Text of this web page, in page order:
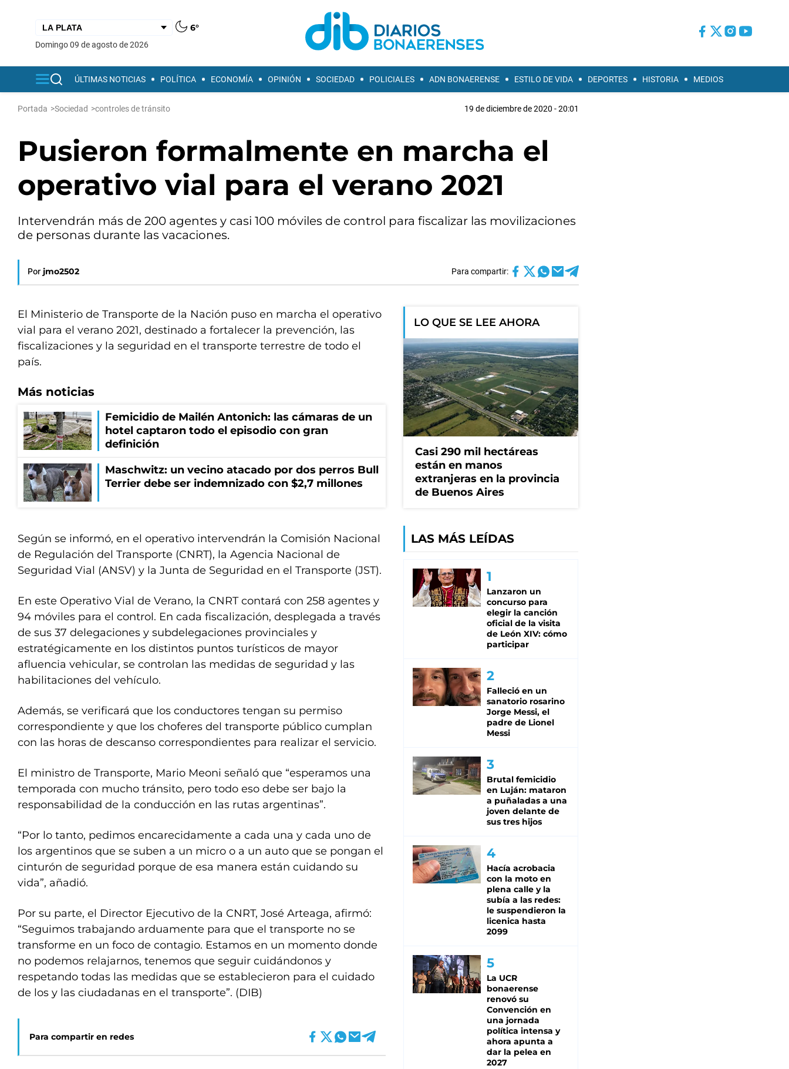
6°
domingo 09 de agosto de 2026
ÚLTIMAS NOTICIAS POLÍTICA ECONOMÍA OPINIÓN SOCIEDAD POLICIALES ADN BONAERENSE ESTILO DE VIDA DEPORTES HISTORIA MEDIOS
Portada >Sociedad >controles de tránsito 19 de diciembre de 2020 - 20:01
Pusieron formalmente en marcha el
operativo vial para el verano 2021
Intervendrán más de 200 agentes y casi 100 móviles de control para fiscalizar las movilizaciones
de personas durante las vacaciones.
Por jmo2502 Para compartir:
El Ministerio de Transporte de la Nación puso en marcha el operativo
vial para el verano 2021, destinado a fortalecer la prevención, las
fiscalizaciones y la seguridad en el transporte terrestre de todo el
país.
Más noticias
Femicidio de Mailén Antonich: las cámaras de un
hotel captaron todo el episodio con gran
definición
Maschwitz: un vecino atacado por dos perros Bull
Terrier debe ser indemnizado con $2,7 millones
Según se informó, en el operativo intervendrán la Comisión Nacional
de Regulación del Transporte (CNRT), la Agencia Nacional de
Seguridad Vial (ANSV) y la Junta de Seguridad en el Transporte (JST).
En este Operativo Vial de Verano, la CNRT contará con 258 agentes y
94 móviles para el control. En cada fiscalización, desplegada a través
de sus 37 delegaciones y subdelegaciones provinciales y
estratégicamente en los distintos puntos turísticos de mayor
afluencia vehicular, se controlan las medidas de seguridad y las
habilitaciones del vehículo.
Además, se verificará que los conductores tengan su permiso
correspondiente y que los choferes del transporte público cumplan
con las horas de descanso correspondientes para realizar el servicio.
El ministro de Transporte, Mario Meoni señaló que “esperamos una
temporada con mucho tránsito, pero todo eso debe ser bajo la
responsabilidad de la conducción en las rutas argentinas”.
“Por lo tanto, pedimos encarecidamente a cada una y cada uno de
los argentinos que se suben a un micro o a un auto que se pongan el
cinturón de seguridad porque de esa manera están cuidando su
vida”, añadió.
Por su parte, el Director Ejecutivo de la CNRT, José Arteaga, afirmó:
“Seguimos trabajando arduamente para que el transporte no se
transforme en un foco de contagio. Estamos en un momento donde
no podemos relajarnos, tenemos que seguir cuidándonos y
respetando todas las medidas que se establecieron para el cuidado
de los y las ciudadanas en el transporte”. (DIB)
Para compartir en redes
LO QUE SE LEE AHORA
Casi 290 mil hectáreas
están en manos
extranjeras en la provincia
de Buenos Aires
LAS MÁS LEÍDAS
Lanzaron un
concurso para
elegir la canción
oficial de la visita
de León XIV: cómo
participar
Falleció en un
sanatorio rosarino
Jorge Messi, el
padre de Lionel
Messi
Brutal femicidio
en Luján: mataron
a puñaladas a una
joven delante de
sus tres hijos
Hacía acrobacia
con la moto en
plena calle y la
subía a las redes:
le suspendieron la
licenica hasta
2099
La UCR
bonaerense
renovó su
Convención en
una jornada
política intensa y
ahora apunta a
dar la pelea en
2027